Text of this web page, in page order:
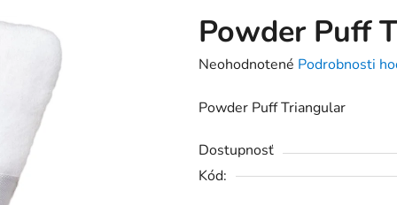
Powder Puff
Priemerné
produktu
0,0
z
Neohodnotené Podrobnosti
Powder Puff Triangular
Dostupnosť
Kód: